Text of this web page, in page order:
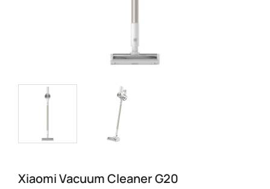
Xiaomi Vacuum Cleaner G20